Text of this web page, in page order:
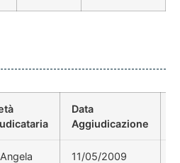
Data
Aggiudicazione
11/05/2009